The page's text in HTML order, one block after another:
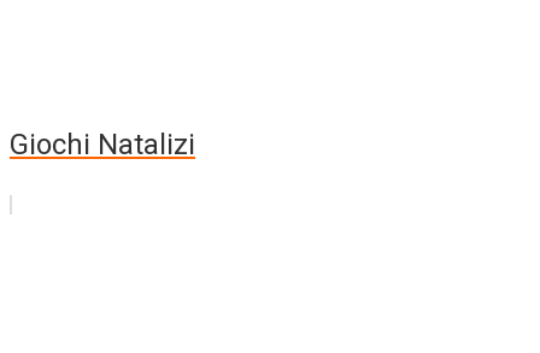
Giochi Natalizi